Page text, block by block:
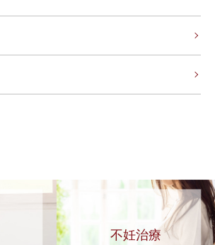
不妊治療